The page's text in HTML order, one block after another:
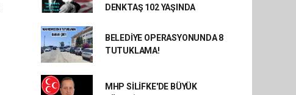
DENKTAŞ 102 YAŞINDA
BELEDİYE OPERASYONUNDA 8
TUTUKLAMA!
MHP SİLİFKE'DE BÜYÜK